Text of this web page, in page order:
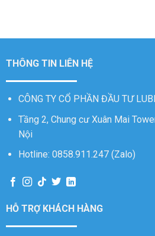
THÔNG TIN LIÊN HỆ
CÔNG TY CỔ PHẦN ĐẦU TƯ
Tầng 2, Chung cư Xuân Mai
Nội
Hotline: 0858.911.247 (Zalo)
HỖ TRỢ KHÁCH HÀNG